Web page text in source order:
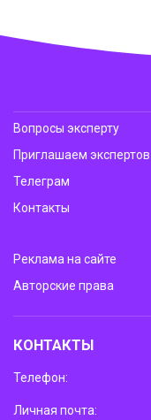
Вопросы эксперту
Приглашаем экспертов
Телеграм
Контакты
Реклама на сайте
Авторские права
КОНТАКТЫ
Телефон:
Личная почта: